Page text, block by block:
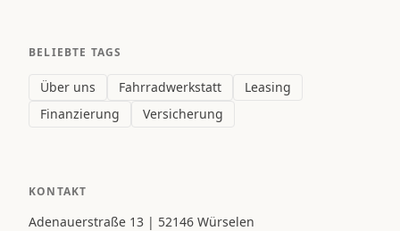
BELIEBTE TAGS
Über uns Fahrradwerkstatt
Leasing
Finanzierung
Versicherung
KONTAKT
Adenauerstraße 13 | 52146 Würselen